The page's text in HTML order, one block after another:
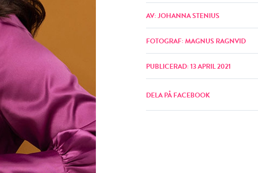
AV: JOHANNA STENIUS
FOTOGRAF: MAGNUS RAGNVID
PUBLICERAD: 13 APRIL 2021
DELA PÅ FACEBOOK